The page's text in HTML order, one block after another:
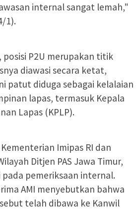
internal sangat lemah,"
1).
posisi P2U merupakan titik
diawasi secara ketat,
patut diduga sebagai kelalaian
lapas, termasuk Kepala
Lapas (KPLP).
Imipas RI dan
Ditjen PAS Jawa Timur,
pemeriksaan internal.
AMI menyebutkan bahwa
telah dibawa ke Kanwil